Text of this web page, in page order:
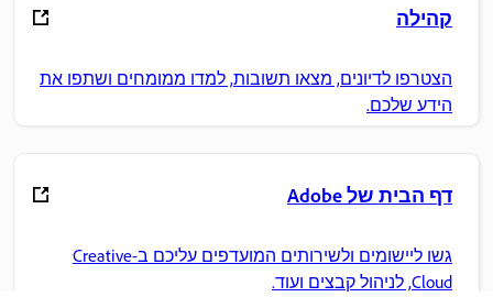
קהילה
הצטרפו לדיונים, מצאו תשובות, למדו ממומחים ושתפו את
הידע שלכם.
דף הבית של Adobe
גשו ליישומים ולשירותים המועדפים עליכם ב-Creative
Cloud, לניהול קבצים ועוד.